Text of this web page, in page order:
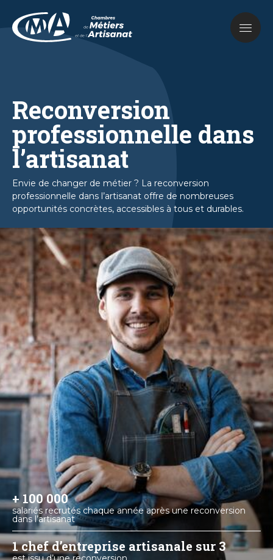
contenu
principal
Reconversion
professionnelle dans
l’artisanat
Envie de changer de métier ? La reconversion
professionnelle dans l’artisanat offre de nombreuses
opportunités concrètes, accessibles à tous et durables.
+ 100 000
salariés recrutés chaque année après une reconversion
dans l’artisanat
1 chef d’entreprise artisanale sur 3